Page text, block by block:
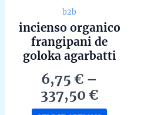
b2b
incienso organico
frangipani de
goloka agarbatti
mano en bangalore
en caja de 6 uds de
15g b2b
6,75€ –
337,50€Price
range: